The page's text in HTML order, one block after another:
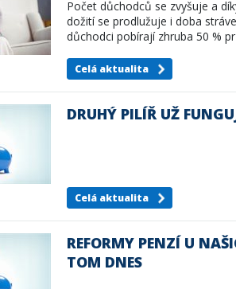
Počet důchodců se zvyšuje a
dožití se prodlužuje i doba
důchodci pobírají zhruba 50 %
Celá aktualita
DRUHÝ PILÍŘ UŽ
Celá aktualita
REFORMY PENZÍ U
TOM DNES